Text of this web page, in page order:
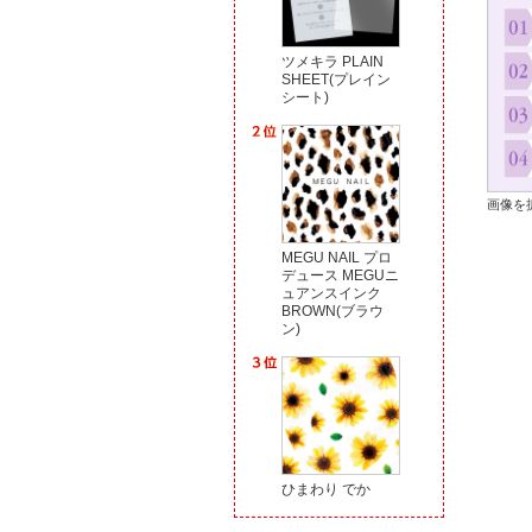
ツメキラ PLAIN
SHEET(プレイン
シート)
MEGU NAIL プロ
デュース MEGUニ
ュアンスインク
BROWN(ブラウ
ン)
ひまわり でか
画像を